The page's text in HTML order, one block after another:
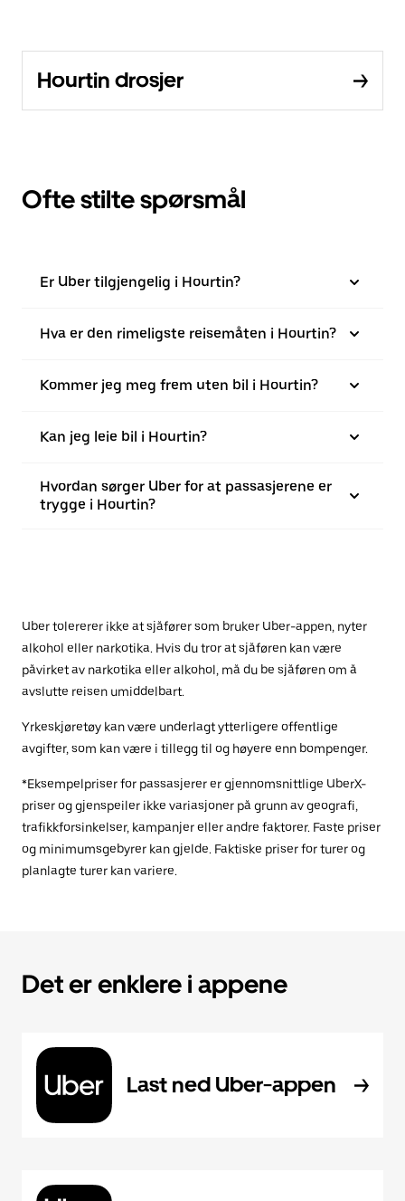
Hourtin drosjer
Ofte stilte spørsmål
Er Uber tilgjengelig i Hourtin?
Hva er den rimeligste reisemåten i Hourtin?
Kommer jeg meg frem uten bil i Hourtin?
Kan jeg leie bil i Hourtin?
Hvordan sørger Uber for at passasjerene er
trygge i Hourtin?
Uber tolererer ikke at sjåfører som bruker Uber-appen, nyter
alkohol eller narkotika. Hvis du tror at sjåføren kan være
påvirket av narkotika eller alkohol, må du be sjåføren om å
avslutte reisen umiddelbart.
Yrkeskjøretøy kan være underlagt ytterligere offentlige
avgifter, som kan være i tillegg til og høyere enn bompenger.
*Eksempelpriser for passasjerer er gjennomsnittlige UberX-
priser og gjenspeiler ikke variasjoner på grunn av geografi,
trafikkforsinkelser, kampanjer eller andre faktorer. Faste priser
og minimumsgebyrer kan gjelde. Faktiske priser for turer og
planlagte turer kan variere.
Det er enklere i appene
Last ned Uber-appen